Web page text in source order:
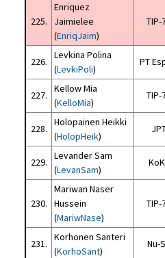
225.
Enriquez
Jaimielee
(EnriqJaim)
TIP-
226.
Levkina Polina
(LevkiPoli)
PT
227.
Kellow Mia
(KelloMia)
TIP-
228.
Holopainen Heikki
(HolopHeik)
229.
Levander Sam
(LevanSam)
230.
Mariwan Naser
Hussein
(MariwNase)
TIP-
231.
Korhonen Santeri
(KorhoSant)
Nu-